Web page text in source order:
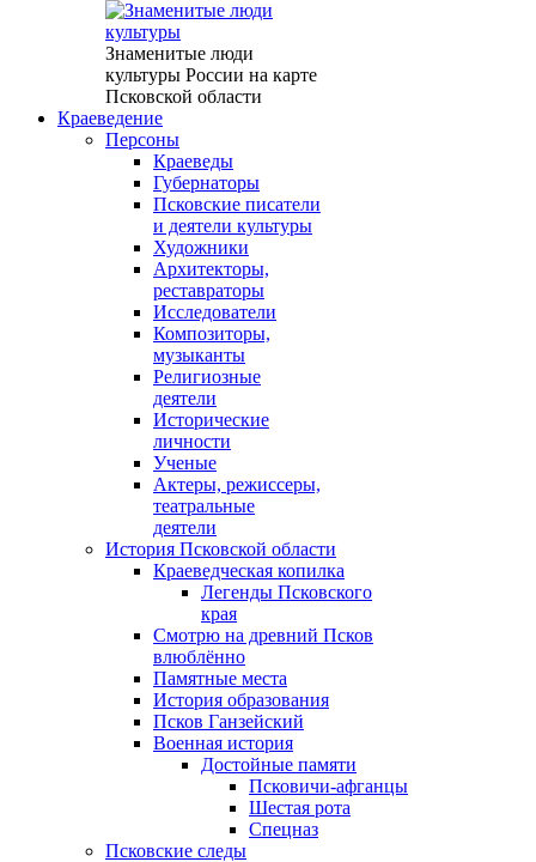
Знаменитые люди
культуры России на карте
Псковской области
Краеведение
Персоны
Краеведы
Губернаторы
Псковские писатели
и деятели культуры
Художники
Архитекторы,
реставраторы
Исследователи
Композиторы,
музыканты
Религиозные
деятели
Исторические
личности
Ученые
Актеры, режиссеры,
театральные
деятели
История Псковской области
Краеведческая копилка
Легенды Псковского
края
Смотрю на древний Псков
влюблённо
Памятные места
История образования
Псков Ганзейский
Военная история
Достойные памяти
Псковичи-афганцы
Шестая рота
Спецназ
Псковские следы